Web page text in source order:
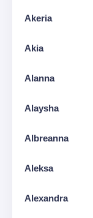
Akeria
Akia
Alanna
Alaysha
Albreanna
Aleksa
Alexandra